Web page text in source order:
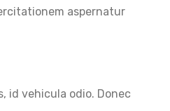
aspernatur
id vehicula odio. Donec